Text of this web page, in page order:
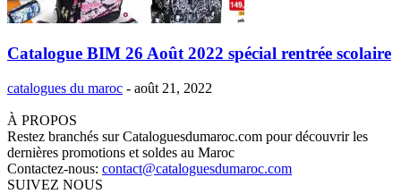
Catalogue BIM 26 Août 2022 spécial rentrée scolaire
catalogues du maroc - août 21, 2022
À PROPOS
Restez branchés sur Cataloguesdumaroc.com pour découvrir les
dernières promotions et soldes au Maroc
Contactez-nous: contact@cataloguesdumaroc.com
SUIVEZ NOUS